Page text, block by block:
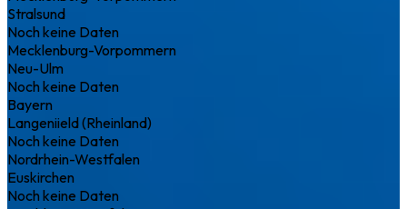
Stralsund
Noch keine Daten
Mecklenburg-Vorpommern
Neu-Ulm
Noch keine Daten
Bayern
Langeniield (Rheinland)
Noch keine Daten
Nordrhein-Westfalen
Euskirchen
Noch keine Daten